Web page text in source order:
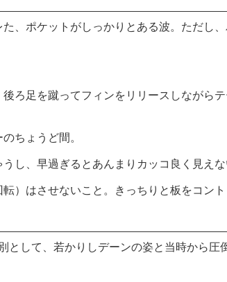
、ポケットがしっかりとある波。ただし
ろ足を蹴ってフィンをリリースしながら
ちょうど間。
し、早過ぎるとあんまりカッコ良く見え
）はさせないこと。きっちりと板をコン
として、若かりしデーンの姿と当時から圧